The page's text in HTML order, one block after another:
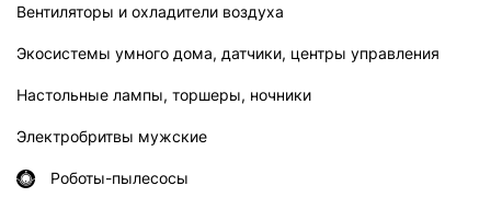
Вентиляторы и охладители воздуха
Экосистемы умного дома, датчики, центры управления
Настольные лампы, торшеры, ночники
Электробритвы мужские
Роботы-пылесосы